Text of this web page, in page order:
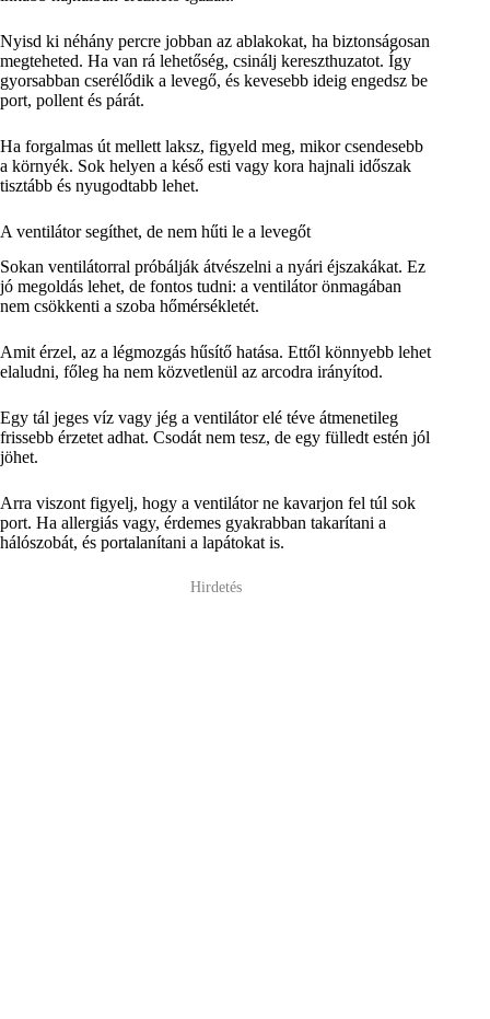
Nyisd ki néhány percre jobban az ablakokat, ha biztonságosan
megteheted. Ha van rá lehetőség, csinálj kereszthuzatot. Így
gyorsabban cserélődik a levegő, és kevesebb ideig engedsz be
port, pollent és párát.
Ha forgalmas út mellett laksz, figyeld meg, mikor csendesebb
a környék. Sok helyen a késő esti vagy kora hajnali időszak
tisztább és nyugodtabb lehet.
A ventilátor segíthet, de nem hűti le a levegőt
Sokan ventilátorral próbálják átvészelni a nyári éjszakákat. Ez
jó megoldás lehet, de fontos tudni: a ventilátor önmagában
nem csökkenti a szoba hőmérsékletét.
Amit érzel, az a légmozgás hűsítő hatása. Ettől könnyebb lehet
elaludni, főleg ha nem közvetlenül az arcodra irányítod.
Egy tál jeges víz vagy jég a ventilátor elé téve átmenetileg
frissebb érzetet adhat. Csodát nem tesz, de egy fülledt estén jól
jöhet.
Arra viszont figyelj, hogy a ventilátor ne kavarjon fel túl sok
port. Ha allergiás vagy, érdemes gyakrabban takarítani a
hálószobát, és portalanítani a lapátokat is.
Hirdetés